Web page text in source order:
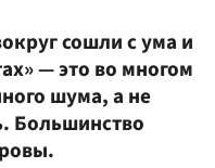
сошли с ума и
— это во многом
шума, а не
Большинство